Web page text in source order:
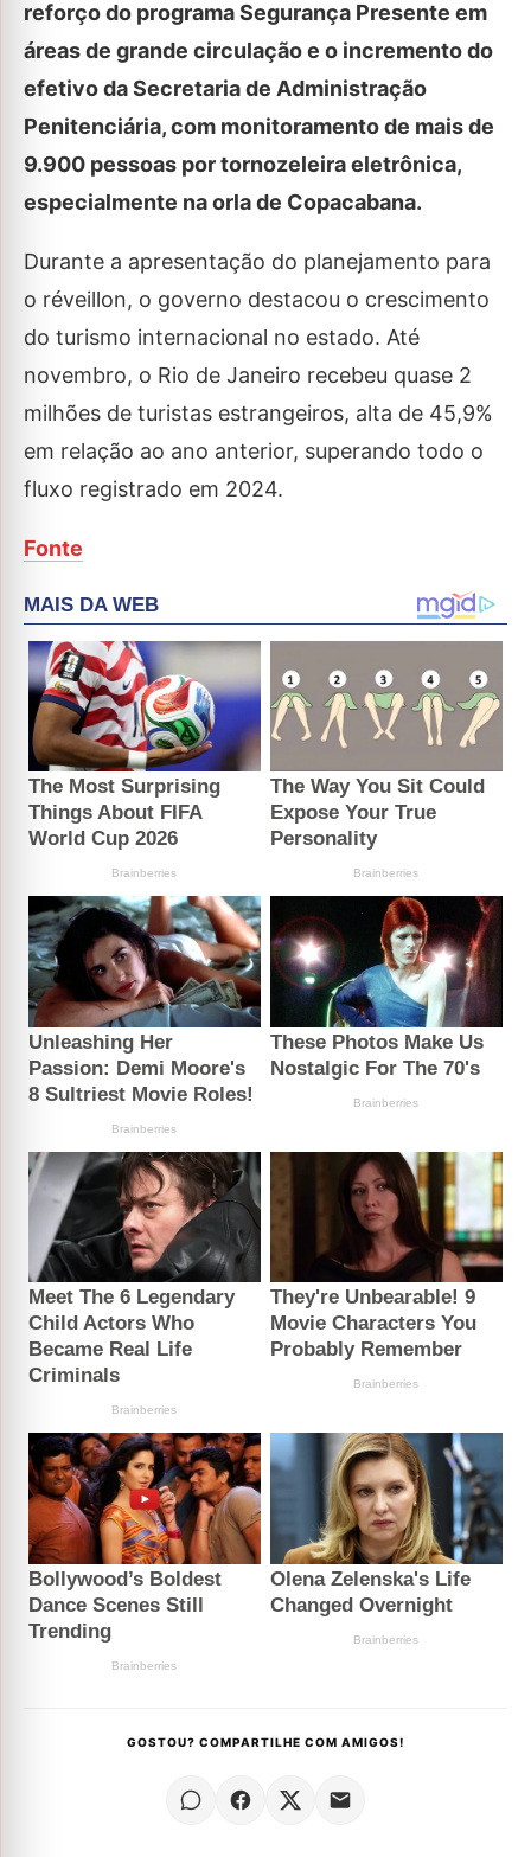
reforço do programa Segurança Presente em
áreas de grande circulação e o incremento do
efetivo da Secretaria de Administração
Penitenciária, com monitoramento de mais de
9.900 pessoas por tornozeleira eletrônica,
especialmente na orla de Copacabana.
Durante a apresentação do planejamento para
o réveillon, o governo destacou o crescimento
do turismo internacional no estado. Até
novembro, o Rio de Janeiro recebeu quase 2
milhões de turistas estrangeiros, alta de 45,9%
em relação ao ano anterior, superando todo o
fluxo registrado em 2024.
Fonte
GOSTOU? COMPARTILHE COM AMIGOS!